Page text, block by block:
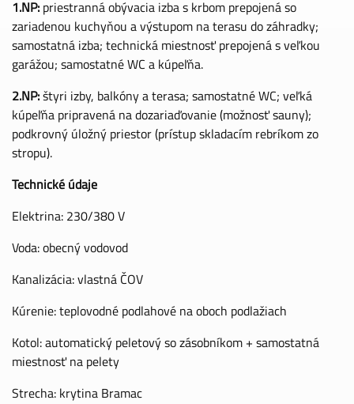
1.NP: priestranná obývacia izba s krbom prepojená so
zariadenou kuchyňou a výstupom na terasu do záhradky;
samostatná izba; technická miestnosť prepojená s veľkou
garážou; samostatné WC a kúpeľňa.
2.NP:štyri izby, balkóny a terasa; samostatné WC; veľká
kúpeľňa pripravená na dozariaďovanie (možnosť sauny);
podkrovný úložný priestor (prístup skladacím rebríkom zo
stropu).
Technické údaje
Elektrina: 230/380 V
Voda: obecný vodovod
Kanalizácia: vlastná ČOV
Kúrenie: teplovodné podlahové na oboch podlažiach
Kotol: automatický peletový so zásobníkom + samostatná
miestnosť na pelety
Strecha: krytina Bramac